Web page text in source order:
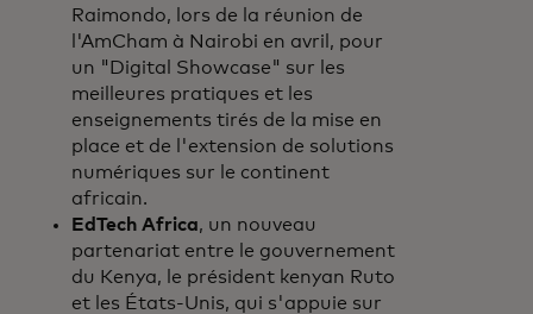
Raimondo, lors de la réunion de
l'AmCham à Nairobi en avril, pour
un "Digital Showcase" sur les
meilleures pratiques et les
enseignements tirés de la mise en
place et de l'extension de solutions
numériques sur le continent
africain.
EdTech Africa, un nouveau
partenariat entre le gouvernement
du Kenya, le président kenyan Ruto
et les États-Unis, qui s'appuie sur